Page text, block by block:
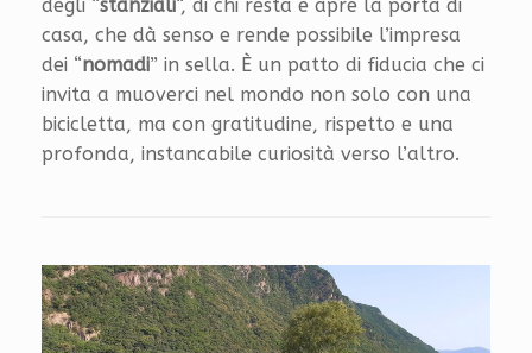
degli “stanziali“, di chi resta e apre la porta di
casa, che dà senso e rende possibile l’impresa
dei “nomadi” in sella. È un patto di fiducia che ci
invita a muoverci nel mondo non solo con una
bicicletta, ma con gratitudine, rispetto e una
profonda, instancabile curiosità verso l’altro.